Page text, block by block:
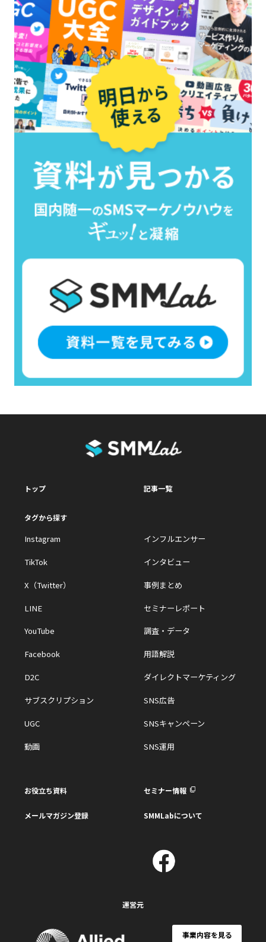
トップ 記事一覧
タグから探す
Instagram
TikTok
X（Twitter）
LINE
YouTube
Facebook
D2C
サブスクリプション
UGC
動画
インフルエンサー
インタビュー
事例まとめ
セミナーレポート
調査・データ
用語解説
ダイレクトマーケティング
SNS広告
SNSキャンペーン
SNS運用
お役立ち資料 セミナー情報
メールマガジン登録 SMMLabについて
運営元
事業内容を見る